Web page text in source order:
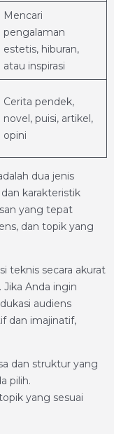
Mencari
pengalaman
estetis, hiburan,
atau inspirasi
Cerita pendek,
novel, puisi, artikel,
opini
dua jenis
karakteristik
yang tepat
dan topik yang
teknis secara akurat
. Jika Anda ingin
audiens
dan imajinatif,
dan struktur yang
pilih.
yang sesuai